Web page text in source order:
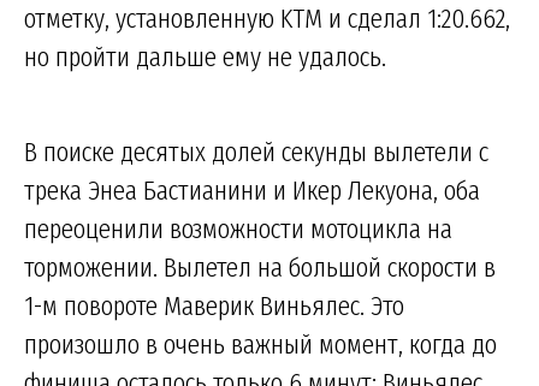
отметку, установленную KTM и сделал 1:20.662,
но пройти дальше ему не удалось.
В поиске десятых долей секунды вылетели с
трека Энеа Бастианини и Икер Лекуона, оба
переоценили возможности мотоцикла на
торможении. Вылетел на большой скорости в
1-м повороте Маверик Виньялес. Это
произошло в очень важный момент, когда до